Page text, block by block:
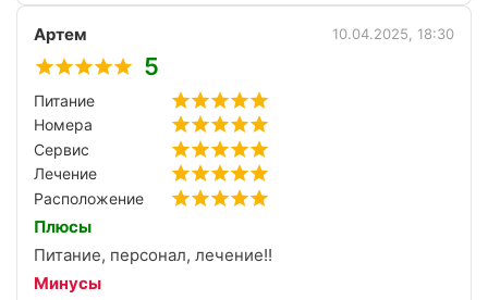
На территории все чисто, в номерах уборка
ежедневная, по столовой тоже все отлично.
В общем-то рекомендую.
Артем 10.04.2025, 18:30
5
Питание
Номера
Сервис
Лечение
Расположение
Плюсы
Питание, персонал, лечение!!
Минусы